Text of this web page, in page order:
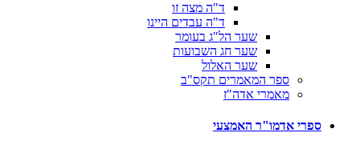
ד"ה מצה זו
ד"ה עבדים היינו
שער הל"ג בעומר
שער חג השבועות
שער האלול
ספר המאמרים תקס"ב
מאמרי אדה"ז
ספרי אדמו"ר האמצעי